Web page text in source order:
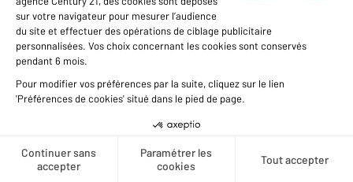
Créer une alerte
étage d'une résidence contemporaine avec
ascenseur, dans le secteur du Fier à l'ouest
d'Annecy, à proximité immédiate des
commodités et des ...
Voir le détail du bien